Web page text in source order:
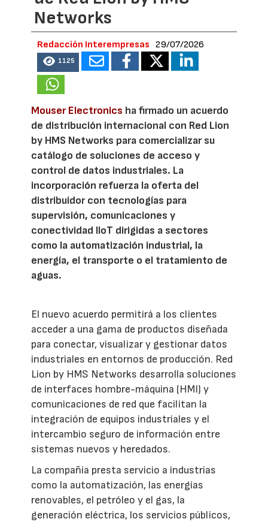
Networks
Redacción Interempresas 29/07/2026
1125
Mouser Electronics ha firmado un acuerdo
de distribución internacional con Red Lion
by HMS Networks para comercializar su
catálogo de soluciones de acceso y
control de datos industriales. La
incorporación refuerza la oferta del
distribuidor con tecnologías para
supervisión, comunicaciones y
conectividad IIoT dirigidas a sectores
como la automatización industrial, la
energía, el transporte o el tratamiento de
aguas.
El nuevo acuerdo permitirá a los clientes
acceder a una gama de productos diseñada
para conectar, visualizar y gestionar datos
industriales en entornos de producción. Red
Lion by HMS Networks desarrolla soluciones
de interfaces hombre-máquina (HMI) y
comunicaciones de red que facilitan la
integración de equipos industriales y el
intercambio seguro de información entre
sistemas nuevos y heredados.
La compañía presta servicio a industrias
como la automatización, las energías
renovables, el petróleo y el gas, la
generación eléctrica, los servicios públicos,